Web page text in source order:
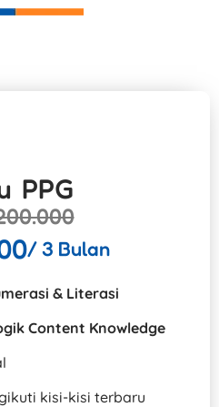
PPG
/ 3 Bulan
& Literasi
Content Knowledge
kisi-kisi terbaru​​